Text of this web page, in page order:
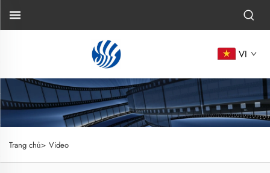
VI
Trang chủ> Video